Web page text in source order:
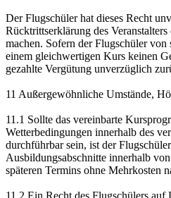
Der Flugschüler hat dieses Recht
Rücktrittserklärung des
machen. Sofern der Flugschüler
einem gleichwertigen Kurs keinen
gezahlte Vergütung unverzüglich
11 Außergewöhnliche Umstände,
11.1 Sollte das vereinbarte
Wetterbedingungen innerhalb des
durchführbar sein, ist der
Ausbildungsabschnitte innerhalb
späteren Termins ohne Mehrkosten